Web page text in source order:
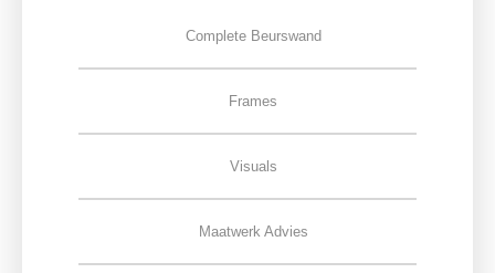
Complete Beurswand
Frames
Visuals
Maatwerk Advies